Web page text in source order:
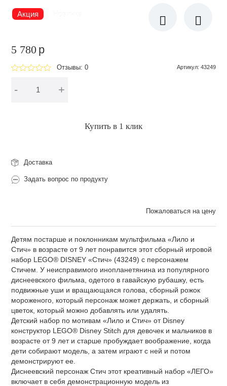
Акция
5 780 p
Отзывы: 0 Артикул: 43249
- +
Купить в 1 клик
Доставка
Задать вопрос по продукту
Пожаловаться на цену
Детям постарше и поклонникам мультфильма «Лило и
Стич» в возрасте от 9 лет понравится этот сборный игровой
набор LEGO® DISNEY «Стич» (43249) с персонажем
Стичем. У неисправимого инопланетянина из популярного
диснеевского фильма, одетого в гавайскую рубашку, есть
подвижные уши и вращающаяся голова, сборный рожок
мороженого, который персонаж может держать, и сборный
цветок, который можно добавлять или удалять.
Детский набор по мотивам «Лило и Стич» от Disney
конструктор LEGO® Disney Stitch для девочек и мальчиков в
возрасте от 9 лет и старше пробуждает воображение, когда
дети собирают модель, а затем играют с ней и потом
демонстрируют ее.
Диснеевский персонаж Стич этот креативный набор «ЛЕГО»
включает в себя демонстрационную модель из